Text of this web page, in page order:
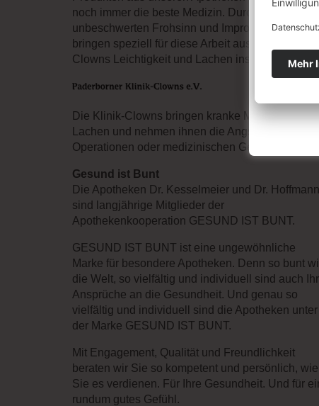
noch immer die beste Medizin. Durch
unbeschwerten Frohsinn und
bringen speziell für diese Arbeit ausgebildetete
Clowns Leichtigkeit und Lachen ins
Die Klinik-Clowns bringen kranke Menschen zum
Lachen und nehmen ihnen die Angst vor
Operationen oder medizinischen Geräten.
Gesund ist Bunt
Die Apotheken Dr. Kesselmeier und Dr. Hoffmann
sind langjährige Mitglieder der
Apothekenkooperation GESUND IST BUNT.
GESUND IST BUNT ist eine ungewöhnliche
Marke für besondere Apotheken. Denn so bunt
die Welt, so vielfältig und individuell sind auch
Ansprüche an die Gesundheit. Und genau so
vielfältig und individuell sind die Apotheken unter
der Marke GESUND IST BUNT.
Mit Engagement, Qualität und Freundlichkeit
beraten wir Sie so kompetent und persönlich, wie
Sie es verdienen. Für Ihre Gesundheit. Und für
rundum gutes Gefühl.